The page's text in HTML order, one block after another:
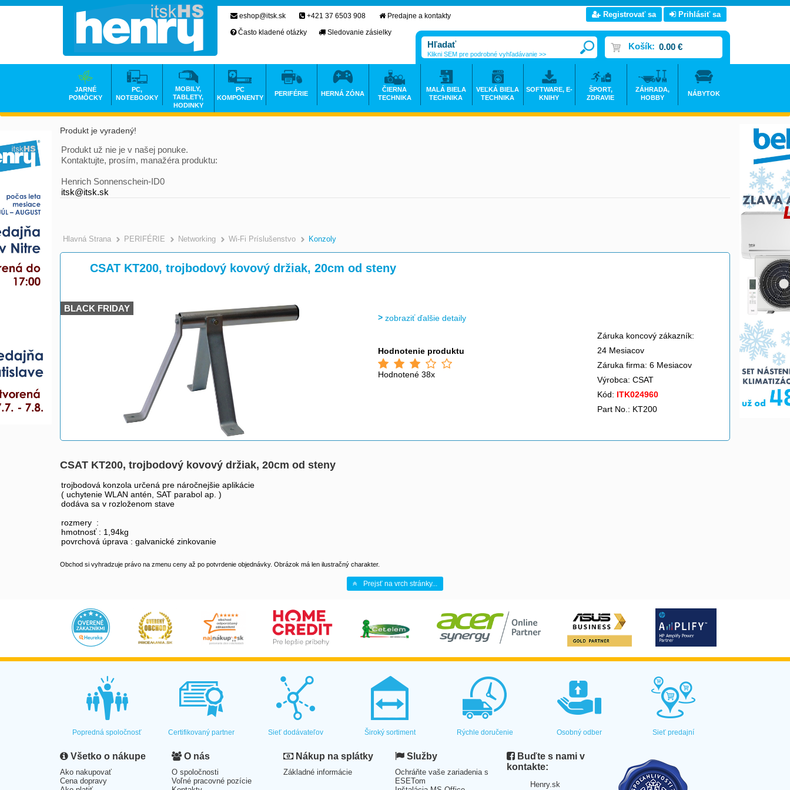
Produkt je vyradený!
Produkt už nie je v našej ponuke.
Kontaktujte, prosím, manažéra produktu:
Henrich Sonnenschein-ID0
itsk@itsk.sk
Hlavná Strana >
PERIFÉRIE >
Networking >
Wi-Fi Príslušenstvo >
Konzoly
CSAT KT200, trojbodový kovový držiak, 20cm od steny
BLACK FRIDAY
zobraziť ďalšie detaily
Hodnotenie produktu
Hodnotené 38x
Záruka koncový zákazník:
24 Mesiacov
Záruka firma: 6 Mesiacov
Výrobca: CSAT
Kód: ITK024960
Part No.: KT200
CSAT KT200, trojbodový kovový držiak, 20cm od steny
trojbodová konzola určená pre náročnejšie aplikácie
( uchytenie WLAN antén, SAT parabol ap. )
dodáva sa v rozloženom stave
rozmery :
hmotnosť : 1,94kg
povrchová úprava : galvanické zinkovanie
Obchod si vyhradzuje právo na zmenu ceny až po potvrdenie objednávky. Obrázok má len ilustračný charakter.
Prejsť na vrch stránky...
eshop@itsk.sk +421 37 6503 908
Predajne a kontakty
Často kladené otázky
Sledovanie zásielky
Registrovať sa Prihlásiť sa
Košík: 0.00 €
Klikni SEM pre podrobné vyhľadávanie >>
JARNÉ
POMÔCKY
PC,
NOTEBOOKY
MOBILY,
TABLETY,
HODINKY
PC
KOMPONENTY
PERIFÉRIE HERNÁ ZÓNA
ČIERNA
TECHNIKA
MALÁ BIELA
TECHNIKA
VEĽKÁ BIELA
TECHNIKA
SOFTWARE, E-
KNIHY
ŠPORT,
ZDRAVIE
ZÁHRADA,
HOBBY
NÁBYTOK
Popredná spoločnosť Certifikovaný partner Sieť dodávateľov Široký sortiment Rýchle doručenie Osobný odber Sieť predajní
Všetko o nákupe
Ako nakupovať
Cena dopravy
O nás
O spoločnosti
Voľné pracovné pozície
Nákup na splátky
Základné informácie
Služby
Ochráňte vaše zariadenia s
ESETom
Buďte s nami v
kontakte:
Henry.sk